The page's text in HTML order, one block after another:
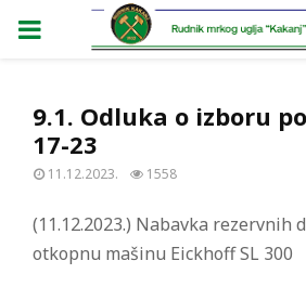
PRIMARY
9.1. Odluka o izboru
17-23
11.12.2023. 1558
(11.12.2023.) Nabavka rezervnih
otkopnu mašinu Eickhoff SL 300